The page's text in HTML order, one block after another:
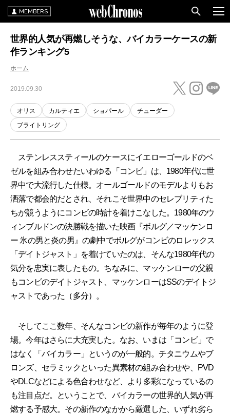
MEMBERS
世界的人気が再燃しそうな、バイカラーケースの新
作ランキング5
ホーム
2019.09.30
オリス カルティエ ショパール
チューダー
ブライトリング
ステンレススティールのケースにイエローゴールドのベ
ゼルを組み合わせたいわゆる「コンビ」は、1980年代に世
界中で大流行した仕様。オールゴールドのモデルよりもお
洒落で都会的だとされ、それこそ世界中のセレブリティた
ちが競うようにコンビの時計を着けこなした。1980年のウ
ィンブルドンの決勝戦を描いた映画『ボルグ／マッケンロ
ー 氷の男と炎の男』の劇中でボルグがコンビのロレックス
「デイトジャスト」を着けていたのは、そんな1980年代の
気分を忠実に表したもの。ちなみに、マッケンローの父親
もコンビのデイトジャスト、マッケンローはSSのデイトジ
ャストであった（多分）。
そしてここ数年、そんなコンビの新作が毎年のように登
場。今年はさらに大充実した。なお、いまは「コンビ」で
はなく「バイカラー」というのが一般的。チタニウムやブ
ロンズ、セラミックといった異素材の組み合わせや、PVD
やDLCなどによる色合わせなど、より多彩になっているの
も注目点だ。ということで、バイカラーの世界的人気が再
燃する予感大。その新作のなかから厳選した、いずれ劣ら